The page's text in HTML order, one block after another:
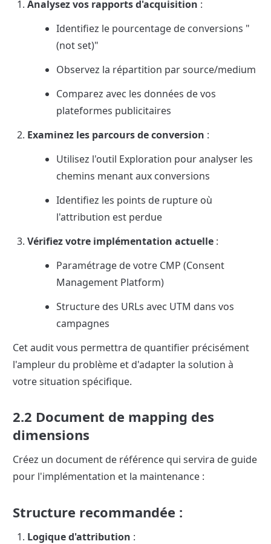
Analysez vos rapports d'acquisition :
Identifiez le pourcentage de conversions "
(not set)"
Observez la répartition par source/medium
Comparez avec les données de vos
plateformes publicitaires
Examinez les parcours de conversion :
Utilisez l'outil Exploration pour analyser les
chemins menant aux conversions
Identifiez les points de rupture où
l'attribution est perdue
Vérifiez votre implémentation actuelle :
Paramétrage de votre CMP (Consent
Management Platform)
Structure des URLs avec UTM dans vos
campagnes
Cet audit vous permettra de quantifier précisément
l'ampleur du problème et d'adapter la solution à
votre situation spécifique.
2.2 Document de mapping des
dimensions
Créez un document de référence qui servira de guide
pour l'implémentation et la maintenance :
Structure recommandée :
Logique d'attribution :